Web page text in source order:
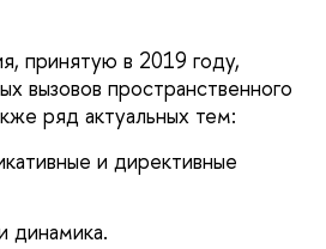
принятую в 2019 году,
вызовов пространственного
ряд актуальных тем:
и директивные
динамика.